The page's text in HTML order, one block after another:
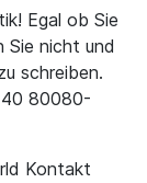
Egal ob Sie
Sie nicht und
schreiben.
40 80080-
Kontakt